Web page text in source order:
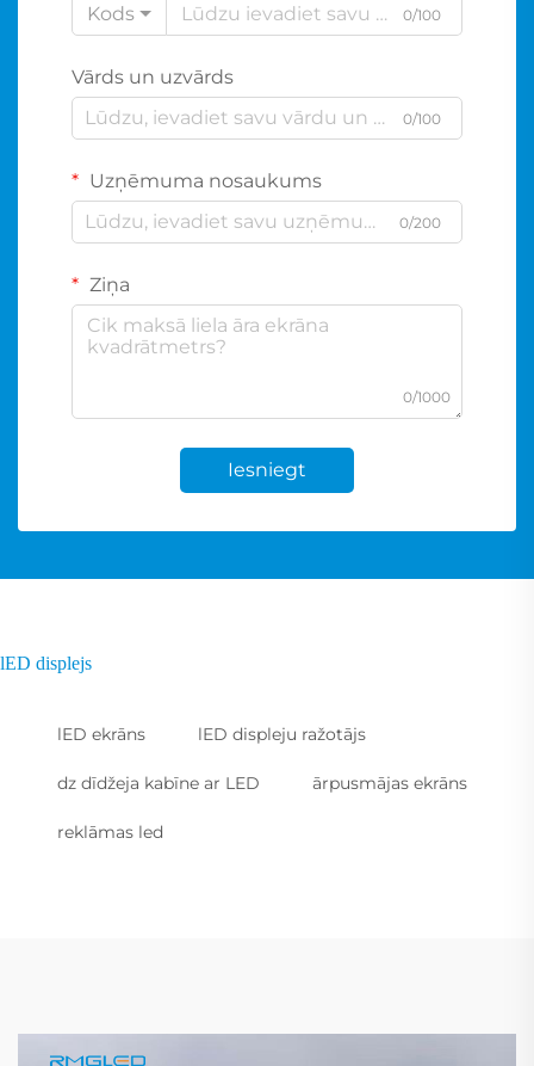
Kods
0/100
Vārds un uzvārds
0/100
Uzņēmuma nosaukums
0/200
Ziņa
0/1000
Iesniegt
lED displejs
lED ekrāns lED displeju ražotājs
dz dīdžeja kabīne ar LED ārpusmājas ekrāns
reklāmas led